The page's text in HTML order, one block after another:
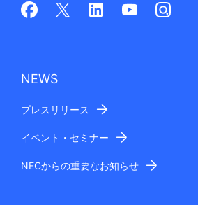
ン
NEWS
プレスリリース
イベント・セミナー
NECからの重要なお知らせ